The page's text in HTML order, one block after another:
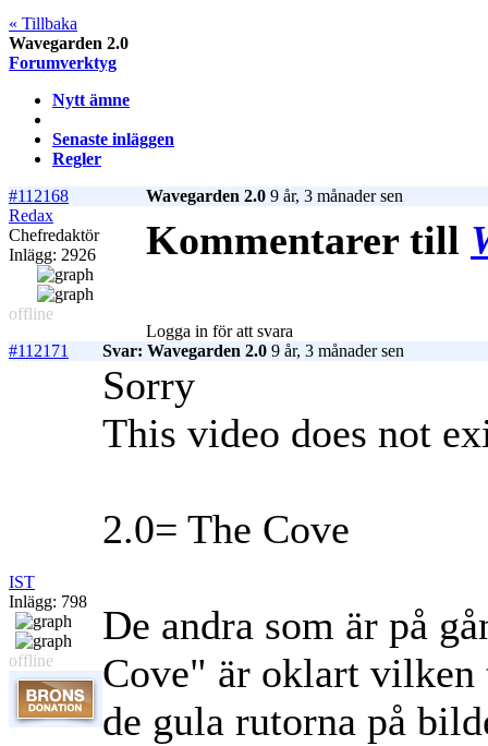
« Tillbaka
Wavegarden 2.0
Forumverktyg
Nytt ämne
Senaste inläggen
Regler
#112168
Wavegarden 2.0 9 år, 3 månader sen
Redax
Chefredaktör
Inlägg: 2926
offline
Kommentarer till
Logga in för att svara
#112171
Svar: Wavegarden 2.0 9 år, 3 månader sen
IST
Inlägg: 798
offline
Sorry
This video does not
2.0= The Cove
De andra som är på
Cove" är oklart vilken
de gula rutorna på